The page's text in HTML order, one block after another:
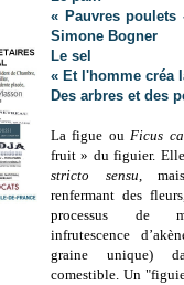
« Pauvres
Simone Bogner
Le sel
« Et l'homme créa
Des arbres et des
La figue ouFicus
fruit » du figuier.
stricto sensu,
renfermant des
processus de
infrutescence
graine unique)
comestible. Un